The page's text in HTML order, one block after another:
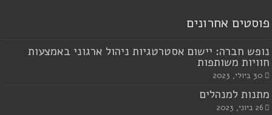
פוסטים אחרונים
נופש חברה: יישום אסטרטגיות ניהול ארגוני באמצעות
חוויות משותפות
30 ביולי, 2023
מתנות למנהלים
26 ביוני, 2023